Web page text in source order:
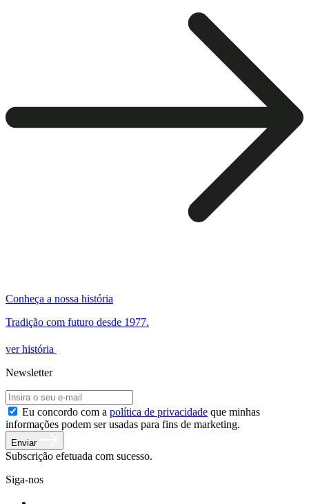
Conheça a nossa história
Tradição com futuro desde 1977.
ver história
Newsletter
Eu concordo com a política de privacidade que minhas
informações podem ser usadas para fins de marketing.
Enviar
Subscrição efetuada com sucesso.
Siga-nos